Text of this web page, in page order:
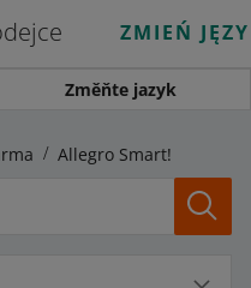
ZMIEŃ
Změňte jazyk
Allegro Smart!